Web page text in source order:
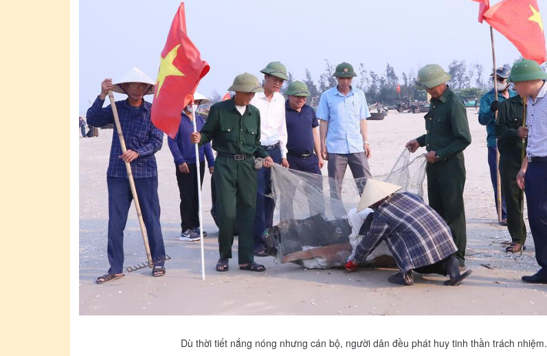
Dù thời tiết nắng nóng nhưng cán bộ, người dân đều phát huy tinh thần trách nhiệm.